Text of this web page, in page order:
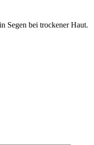
Segen bei trockener Haut.